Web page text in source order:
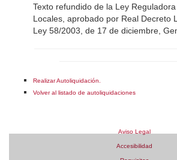
Texto refundido de la Ley
Locales, aprobado por Real Decreto
Ley 58/2003, de 17 de diciembre,
Realizar Autoliquidación.
Volver al listado de autoliquidaciones
Aviso Legal
Accesibilidad